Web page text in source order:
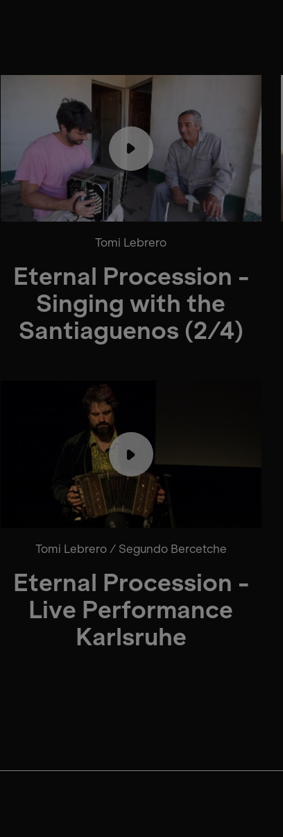
Tomi Lebrero
Eternal Procession -
Singing with the
Santiaguenos (2/4)
Tomi Lebrero / Segundo Bercetche
Eternal Procession -
Live Performance
Karlsruhe